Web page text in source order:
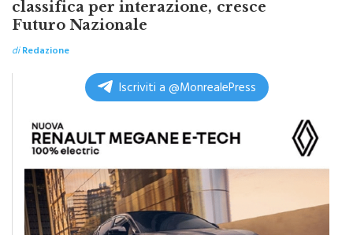
Sui social FdI e M5S guidano
classifica per interazione, cresce
Futuro Nazionale
di